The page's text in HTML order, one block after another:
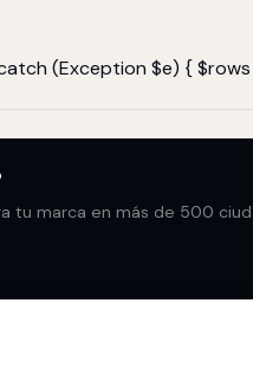
(Exception $e) {
tu marca en más de 500